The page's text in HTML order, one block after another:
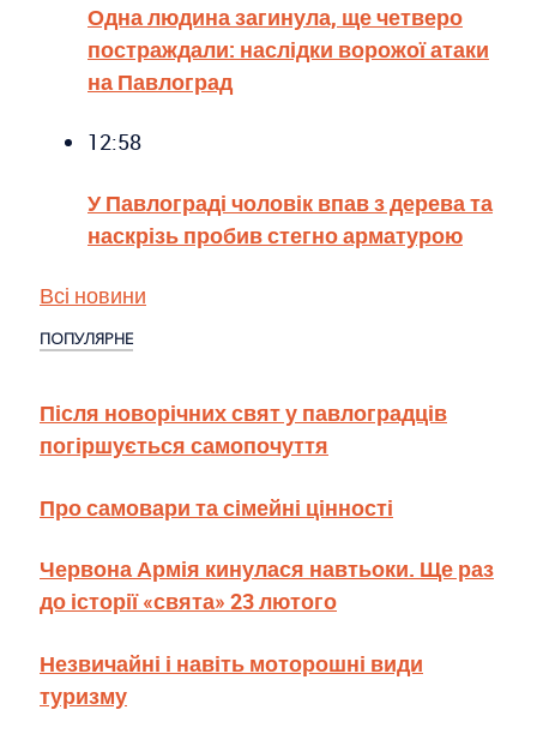
Одна людина загинула, ще четверо
постраждали: наслідки ворожої атаки
на Павлоград
12:58
У Павлограді чоловік впав з дерева та
наскрізь пробив стегно арматурою
Всі новини
ПОПУЛЯРНЕ
Після новорічних свят у павлоградців
погіршується самопочуття
Про самовари та сімейні цінності
Червона Армія кинулася навтьоки. Ще раз
до історії «свята» 23 лютого
Незвичайні і навіть моторошні види
туризму